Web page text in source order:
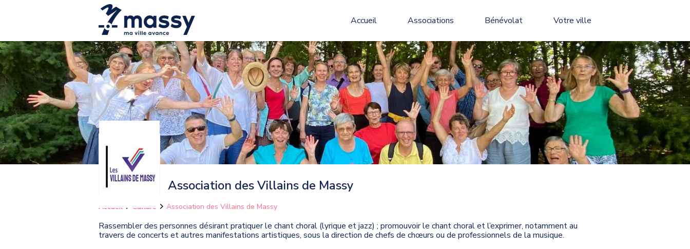
Accueil Associations Bénévolat Votre ville
Association des Villains de Massy
Accueil Culture Association des Villains de Massy
Rassembler des personnes désirant pratiquer le chant choral (lyrique et jazz) ; promouvoir le chant choral et l’exprimer, notamment au
travers de concerts et autres manifestations artistiques, sous la direction de chefs de chœurs ou de professionnels de la musique.